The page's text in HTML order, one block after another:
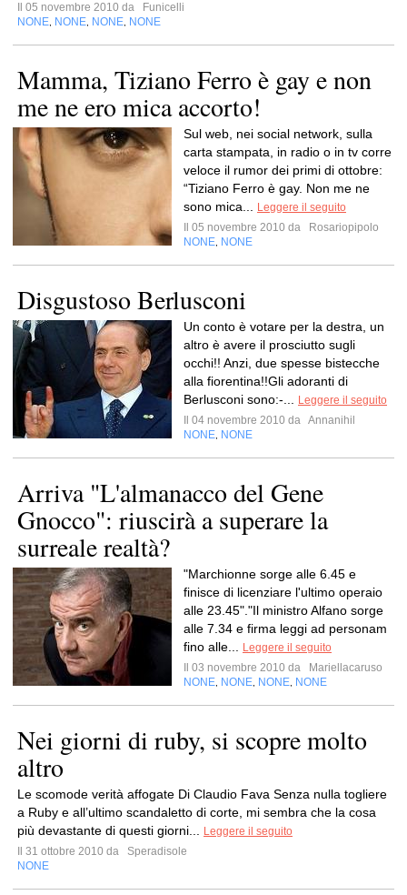
Il 05 novembre 2010 da
Funicelli
NONE NONE NONE NONE
Mamma, Tiziano Ferro è gay e non
me ne ero mica accorto!
Sul web, nei social network, sulla
carta stampata, in radio o in tv corre
veloce il rumor dei primi di ottobre:
“Tiziano Ferro è gay. Non me ne
sono mica...
Leggere il seguito
Il 05 novembre 2010 da
Rosariopipolo
NONE NONE
Disgustoso Berlusconi
Un conto è votare per la destra, un
altro è avere il prosciutto sugli
occhi!! Anzi, due spesse bistecche
alla fiorentina!!Gli adoranti di
Berlusconi sono:-...
Leggere il seguito
Il 04 novembre 2010 da Annanihil
NONE NONE
Arriva "L'almanacco del Gene
Gnocco": riuscirà a superare la
surreale realtà?
"Marchionne sorge alle 6.45 e
finisce di licenziare l'ultimo operaio
alle 23.45"."Il ministro Alfano sorge
alle 7.34 e firma leggi ad personam
fino alle...
Leggere il seguito
Il 03 novembre 2010 da
Mariellacaruso
NONE NONE NONE NONE
Nei giorni di ruby, si scopre molto
altro
Le scomode verità affogate Di Claudio Fava Senza nulla togliere
a Ruby e all’ultimo scandaletto di corte, mi sembra che la cosa
più devastante di questi giorni...
Leggere il seguito
Il 31 ottobre 2010 da
Speradisole
NONE